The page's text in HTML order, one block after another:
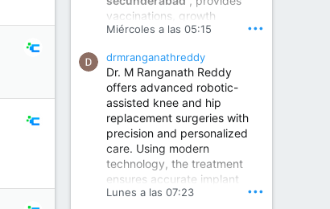
www.drkrishnakishore.com
vaccinations, growth
monitoring, newborn care,
illnesses, nutrition guidance,
and preventive healthcare in
a child-friendly environment.
Children Hospital in Secunderabad | Best Pediatrician in Hyderabad | Neonatologist in Medchal
Our pediatrician and
Neonatologist team at...
www.srianaghaclinic.com
Miércoles a las 05:15 •••
drmranganathreddy
Dr. M Ranganath Reddy
offers advanced robotic-
assisted knee and hip
replacement surgeries with
precision and personalized
care. Using modern
technology, the treatment
ensures accurate implant
placement, reduced pain,
Lunes a las 07:23 •••